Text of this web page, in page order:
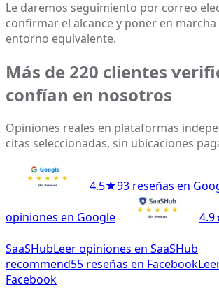
Le daremos seguimiento por correo
confirmar el alcance y poner en
entorno equivalente.
Más de 220 clientes
confían en nosotros
Opiniones reales en plataformas
citas seleccionadas, sin ubicaciones
4.5★93 reseñas en
opiniones en Google
SaaSHubLeer opiniones en SaaSHub
recommend55 reseñas en Facebook
Facebook